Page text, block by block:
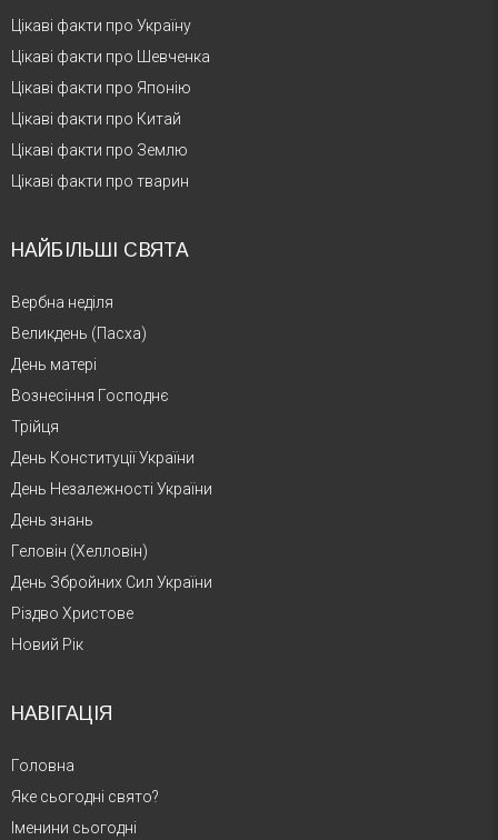
Цікаві факти про Україну
Цікаві факти про Шевченка
Цікаві факти про Японію
Цікаві факти про Китай
Цікаві факти про Землю
Цікаві факти про тварин
НАЙБІЛЬШІ СВЯТА
Вербна неділя
Великдень (Пасха)
День матері
Вознесіння Господнє
Трійця
День Конституції України
День Незалежності України
День знань
Геловін (Хелловін)
День Збройних Сил України
Різдво Христове
Новий Рік
НАВІГАЦІЯ
Головна
Яке сьогодні свято?
Іменини сьогодні